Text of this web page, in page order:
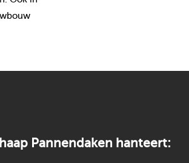
Pannendaken hanteert: